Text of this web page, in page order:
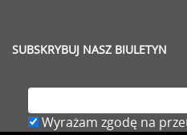
SUBSKRYBUJ NASZ BIULETYN
Wyrażam zgodę na